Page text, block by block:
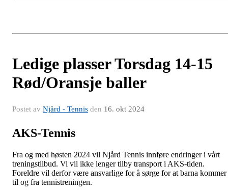
Ledige plasser Torsdag 14-15
Rød/Oransje baller
Postet av Njård - Tennis den 16. okt 2024
AKS-Tennis
Fra og med høsten 2024 vil Njård Tennis innføre endringer i vårt
treningstilbud. Vi vil ikke lenger tilby transport i AKS-tiden.
Foreldre vil derfor være ansvarlige for å sørge for at barna kommer
til og fra tennistreningen.